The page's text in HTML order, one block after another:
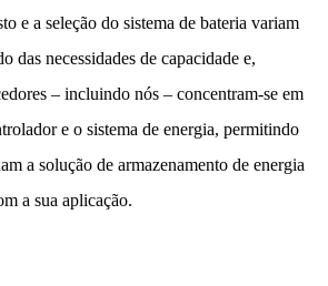
e a seleção do sistema de bateria variam
das necessidades de capacidade e,
– incluindo nós – concentram-se em
e o sistema de energia, permitindo
a solução de armazenamento de energia
a sua aplicação.